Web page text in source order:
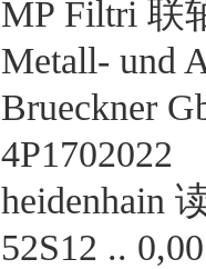
MP Filtri 联
Metall- und
Brueckner
4P1702022
heidenhain
52S12 ..